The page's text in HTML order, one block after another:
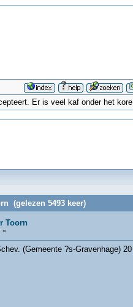
Er is veel kaf onder het
(gelezen 5493 keer)
Toorn
»
(Gemeente ?s-Gravenhage)